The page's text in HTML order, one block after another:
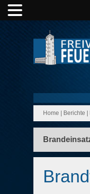
Home Berichte